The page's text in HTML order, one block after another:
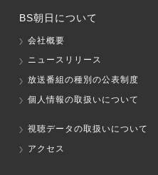
BS朝日について
会社概要
ニュースリリース
放送番組の種別の公表制度
個人情報の取扱いについて
視聴データの取扱いについて
アクセス